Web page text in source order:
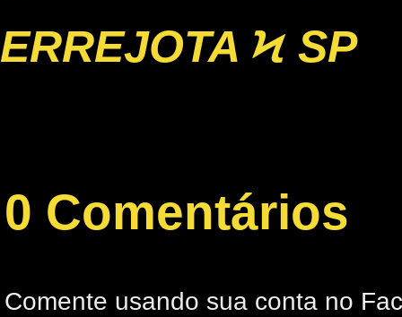
ERREJOTA Ϟ SP
0 Comentários
Comente usando sua conta no